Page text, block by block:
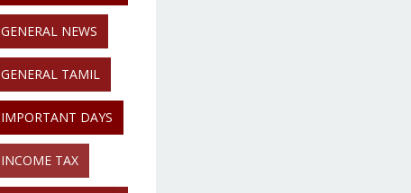
GENERAL NEWS
GENERAL TAMIL
IMPORTANT DAYS
INCOME TAX